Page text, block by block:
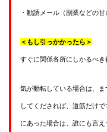
・勧誘メール（副業などの
＜もし引っかかったら＞
すぐに関係各所にしかるべき
気が動転している場合は、
してくだされば、道筋だけ
にあった場合は、誰にも言